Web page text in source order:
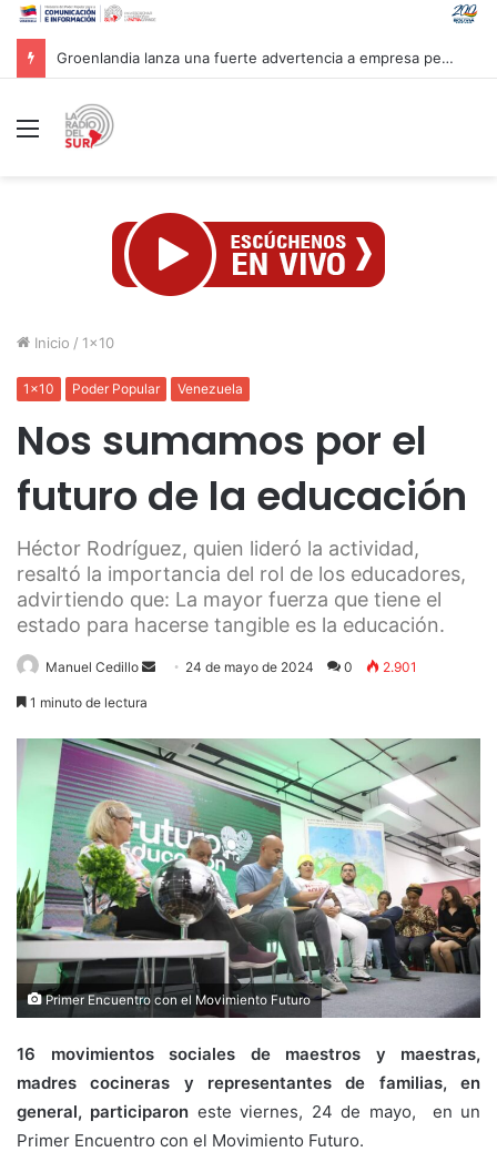
Mandataria Rodríguez felicita a atletas venezolanos por su brillante participación en CAC 2026
Menú
Inicio / 1x10
1x10 Poder Popular Venezuela
Nos sumamos por el
futuro de la educación
Héctor Rodríguez, quien lideró la actividad,
resaltó la importancia del rol de los educadores,
advirtiendo que: La mayor fuerza que tiene el
estado para hacerse tangible es la educación.
Manuel Cedillo
Send 24 de mayo de 2024 0 2.901
1 minuto de lectura
Primer Encuentro con el Movimiento Futuro
16 movimientos sociales de maestros y maestras,
madres cocineras y representantes de familias, en
general, participaron este viernes, 24 de mayo, en un
Primer Encuentro con el Movimiento Futuro.